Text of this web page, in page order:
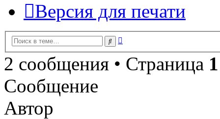
Версия для печати
Поиск
2 сообщения • Страница 1
Сообщение
Автор